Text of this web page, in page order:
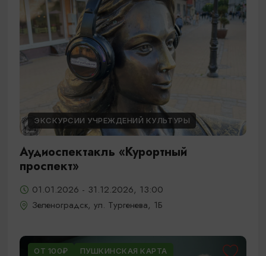
ЭКСКУРСИИ УЧРЕЖДЕНИЙ КУЛЬТУРЫ
Аудиоспектакль «Курортный
проспект»
01.01.2026 - 31.12.2026, 13:00
Зеленоградск, ул. Тургенева, 1Б
ОТ 100₽ ПУШКИНСКАЯ КАРТА